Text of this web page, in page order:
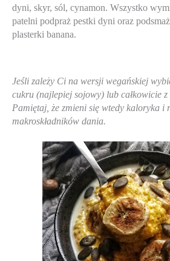
dyni, skyr, sól, cynamon. Wszystko
patelni podpraż pestki dyni oraz
plasterki banana.
Jeśli zależy Ci na wersji wegańskiej
cukru (najlepiej sojowy) lub całkowicie z
Pamiętaj, że zmieni się wtedy kaloryka i
makroskładników dania.